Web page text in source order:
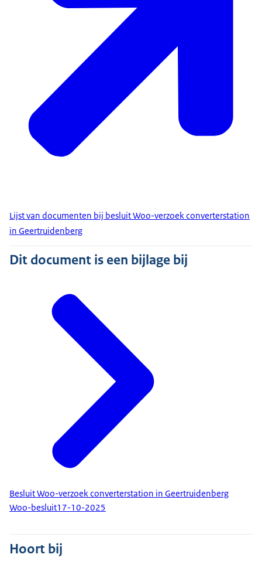
Lijst van documenten bij besluit Woo-verzoek converterstation
in Geertruidenberg
Dit document is een bijlage bij
Besluit Woo-verzoek converterstation in Geertruidenberg
Woo-besluit17-10-2025
Hoort bij